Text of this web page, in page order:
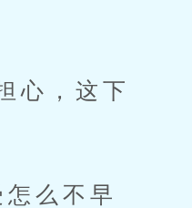
，这下
么不早